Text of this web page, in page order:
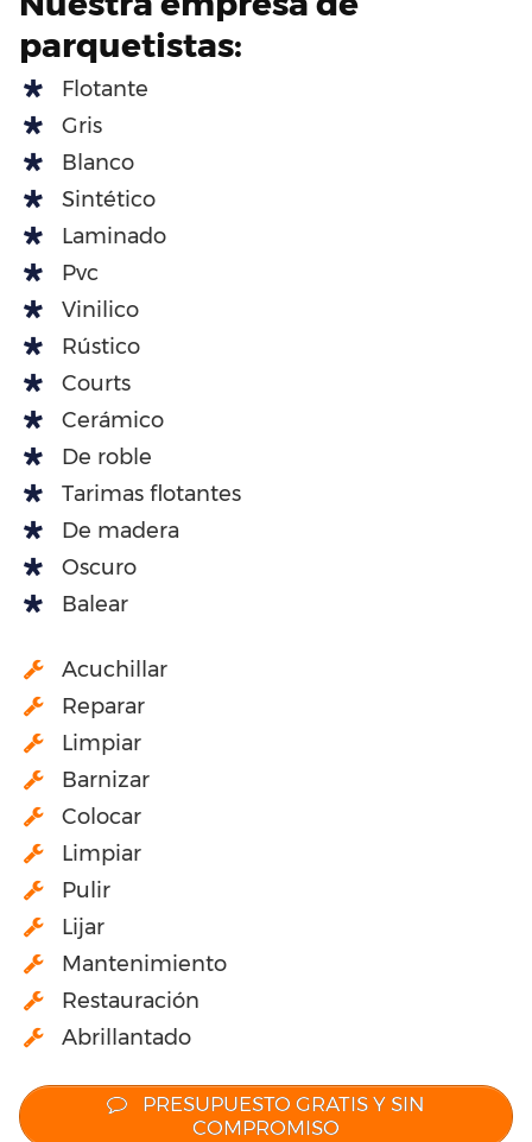
parquetistas:
Flotante
Gris
Blanco
Sintético
Laminado
Pvc
Vinilico
Rústico
Courts
Cerámico
De roble
Tarimas flotantes
De madera
Oscuro
Balear
Acuchillar
Reparar
Limpiar
Barnizar
Colocar
Limpiar
Pulir
Lijar
Mantenimiento
Restauración
Abrillantado
PRESUPUESTO GRATIS Y SIN
COMPROMISO